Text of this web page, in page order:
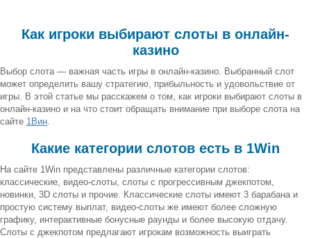
Как игроки выбирают слоты в онлайн-
казино
Выбор слота — важная часть игры в онлайн-казино. Выбранный слот
может определить вашу стратегию, прибыльность и удовольствие от
игры. В этой статье мы расскажем о том, как игроки выбирают слоты в
онлайн-казино и на что стоит обращать внимание при выборе слота на
сайте 1Вин
Какие категории слотов есть в 1Win
На сайте 1Win представлены различные категории слотов:
классические, видео-слоты, слоты с прогрессивным джекпотом,
новинки, 3D слоты и прочие. Классические слоты имеют 3 барабана и
простую систему выплат, видео-слоты же имеют более сложную
графику, интерактивные бонусные раунды и более высокую отдачу.
Слоты с джекпотом предлагают игрокам возможность выиграть